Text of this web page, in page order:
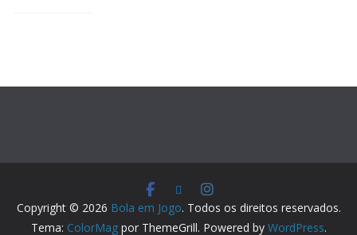
Copyright © 2026 Bola em Jogo. Todos os direitos reservados.
Tema: ColorMagpor ThemeGrill. Powered by WordPress.